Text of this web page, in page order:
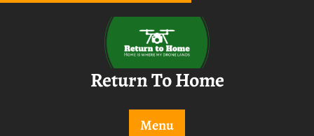
Skip
Return To Home
Menu